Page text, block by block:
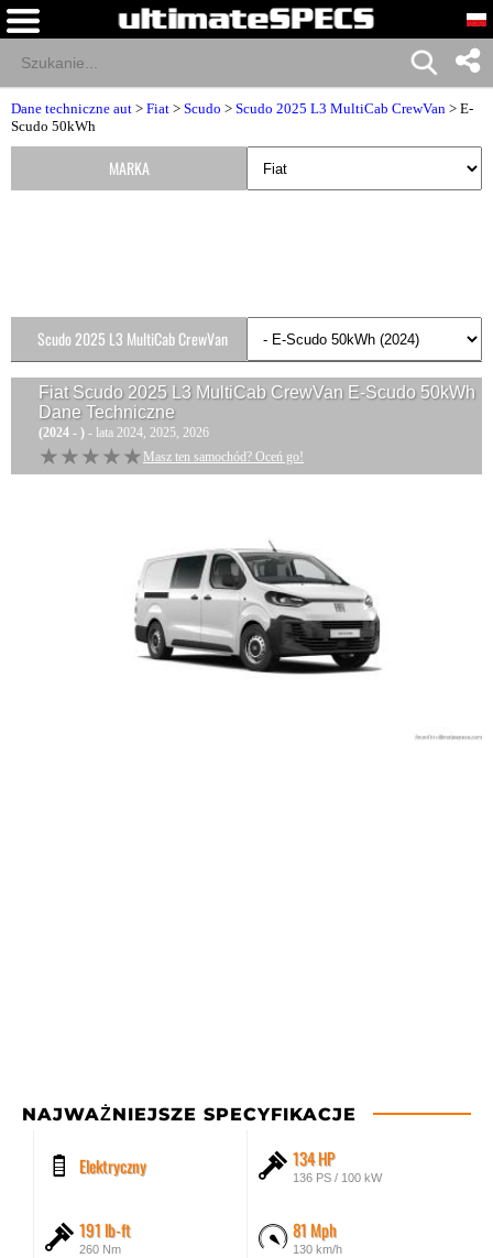
Dane techniczne aut > Fiat > Scudo > Scudo 2025 L3 MultiCab CrewVan > E-
Scudo 50kWh
Fiat Scudo 2025 L3 MultiCab CrewVan E-Scudo 50kWh
Dane Techniczne
(2024 - ) - lata 2024, 2025, 2026
★★★★★
★★★★★ Masz ten samochód? Oceń go!
NAJWAŻNIEJSZE SPECYFIKACJE
Elektryczny 134 HP
136 PS / 100 kW
191 lb-ft
260 Nm
81 Mph
130 km/h
MARKA
Scudo 2025 L3 MultiCab CrewVan
Wersje